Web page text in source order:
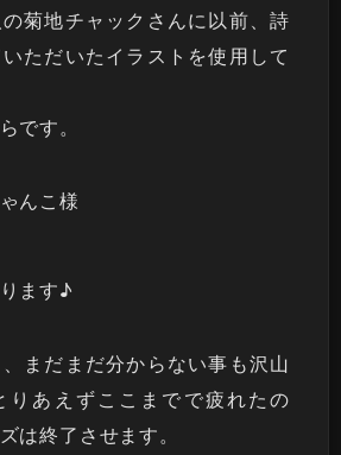
菊地チャックさんに以前、詩
ただいたイラストを使用して
です。
んこ様
ます♪
まだまだ分からない事も沢山
りあえずここまでで疲れたの
は終了させます。